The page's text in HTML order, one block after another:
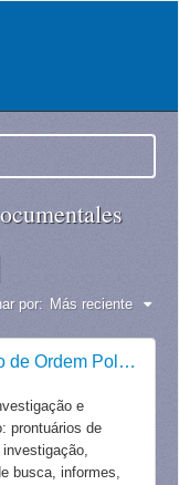
por: Más reciente
Departamento Autônomo de Ordem Política e Social do Estado do Rio de Janeiro
e
prontuários de
busca, informes,